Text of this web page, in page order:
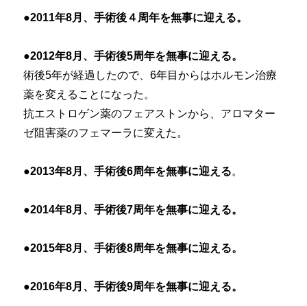
●2011年8月、手術後４周年を無事に迎える。
●2012年8月、手術後5周年を無事に迎える。
術後5年が経過したので、6年目からはホルモン治療
薬を変えることになった。
抗エストロゲン薬のフェアストンから、アロマター
ゼ阻害薬のフェマーラに変えた。
●2013年8月、手術後6周年を無事に迎える。
●2014年8月、手術後7周年を無事に迎える。
●2015年8月、手術後8周年を無事に迎える。
●2016年8月、手術後9周年を無事に迎える。